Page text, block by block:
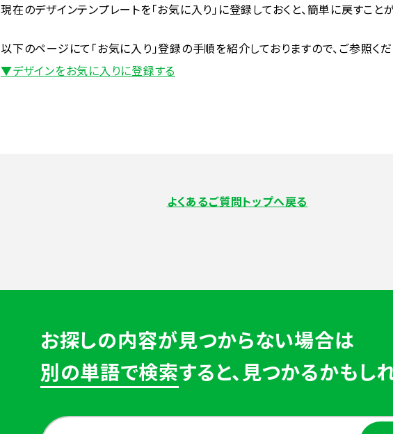
現在のデザインテンプレートを「お気に入り」に登録しておくと、簡単に戻すこと
以下のページにて「お気に入り」登録の手順を紹介しておりますので、ご参照くだ
▼デザインをお気に入りに登録する
よくあるご質問トップへ戻る
お探しの内容が見つからない場合は
別の単語で検索すると、見つかるかもし